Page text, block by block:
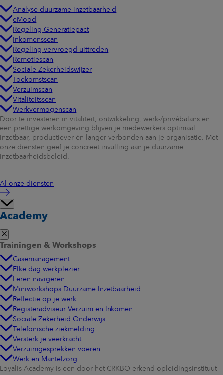
Analyse duurzame inzetbaarheid
eMood
Regeling Generatiepact
Inkomensscan
Regeling vervroegd uittreden
Remotiescan
Sociale Zekerheidswijzer
Toekomstscan
Verzuimscan
Vitaliteitsscan
Werkvermogenscan
Door te investeren in vitaliteit, ontwikkeling, werk-/privébalans en
een prettige werkomgeving blijven je medewerkers optimaal
inzetbaar, productiever én langer verbonden aan je organisatie. Met
onze diensten geef je concreet invulling aan je duurzame
inzetbaarheidsbeleid.
Al onze diensten
Academy
Trainingen & Workshops
Casemanagement
Elke dag werkplezier
Leren navigeren
Miniworkshops Duurzame Inzetbaarheid
Reflectie op je werk
Registeradviseur Verzuim en Inkomen
Sociale Zekerheid Onderwijs
Telefonische ziekmelding
Versterk je veerkracht
Verzuimgesprekken voeren
Werk en Mantelzorg
Loyalis Academy is een door het CRKBO erkend opleidingsinstituut